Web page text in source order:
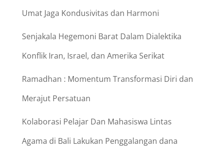
Umat Jaga Kondusivitas dan Harmoni
Senjakala Hegemoni Barat Dalam Dialektika
Konflik Iran, Israel, dan Amerika Serikat
Ramadhan : Momentum Transformasi Diri dan
Merajut Persatuan
Kolaborasi Pelajar Dan Mahasiswa Lintas
Agama di Bali Lakukan Penggalangan dana